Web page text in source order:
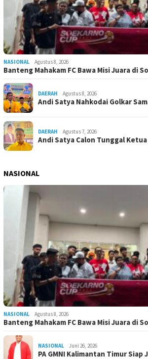
NASIONAL Agustus 8, 2026
Banteng Mahakam FC Bawa Misi Juara di
DAERAH Agustus 8, 2026
Andi Satya Nahkodai Golkar
DAERAH Agustus 7, 2026
Andi Satya Calon Tunggal
NASIONAL
NASIONAL Agustus 8, 2026
Banteng Mahakam FC Bawa Misi Juara di
NASIONAL Juni 26, 2026
PA GMNI Kalimantan Timur Siap